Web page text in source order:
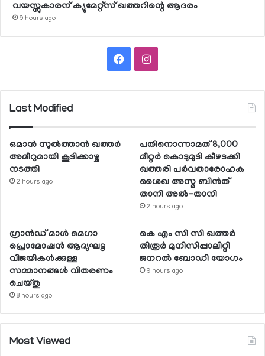
വയസ്സുകാരന് ക്യുമേറ്റ്‌സ് ഖത്തറിന്റെ ആദരം
9 hours ago
FacebookInstagram
Last Modified
ഒമാന്‍ സുല്‍ത്താന്‍ ഖത്തര്‍
അമീറുമായി കൂടിക്കാഴ്ച
നടത്തി
2 hours ago
പതിനൊന്നാമത് 8,000
മീറ്റര്‍ കൊടുമുടി കീഴടക്കി
ഖത്തരി പര്‍വതാരോഹക
ശൈഖ അസ്മ ബിന്‍ത്
താനി അല്‍-താനി
2 hours ago
ഗ്രാന്‍ഡ് മാള്‍ മെഗാ
പ്രൊമോഷന്‍ ആദ്യഘട്ട
വിജയികള്‍ക്കുള്ള
സമ്മാനങ്ങള്‍ വിതരണം
ചെയ്തു
8 hours ago
കെ എം സി സി ഖത്തര്‍
തിരൂര്‍ മുനിസിപ്പാലിറ്റി
ജനറല്‍ ബോഡി യോഗം
9 hours ago
Most Viewed